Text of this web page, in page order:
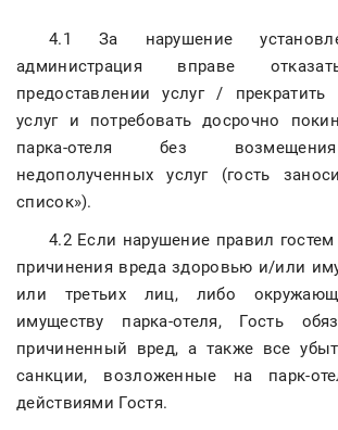
4.1 За нарушение
администрация вправе
предоставлении услуг / прекратить
услуг и потребовать досрочно
парка-отеля без
недополученных услуг (гость
список»).
4.2 Если нарушение правил
причинения вреда здоровью и/или
или третьих лиц, либо
имуществу парка-отеля, Гость
причиненный вред, а также все
санкции, возложенные на парк-
действиями Гостя.